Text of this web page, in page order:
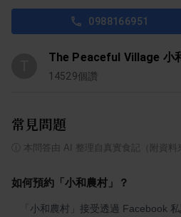
0988166951
The Peaceful Village 小
14529個讚
常見問題
本問答由 AI 整理自真實食記（附資料
如何預約「小和農村」？
「小和農村」接受透過 Facebook